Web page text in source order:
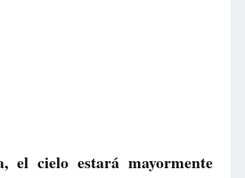
el cielo estará mayormente